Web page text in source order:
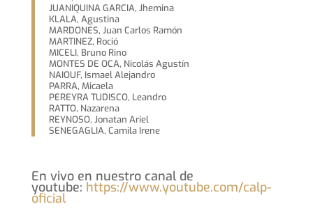
JUANIQUINA GARCIA, Jhemina
KLALA, Agustina
MARDONES, Juan Carlos Ramón
MARTINEZ, Roció
MICELI, Bruno Rino
MONTES DE OCA, Nicolás Agustín
NAIOUF, Ismael Alejandro
PARRA, Micaela
PEREYRA TUDISCO, Leandro
RATTO, Nazarena
REYNOSO, Jonatan Ariel
SENEGAGLIA, Camila Irene
En vivo en nuestro canal de
youtube: https://www.youtube.com/calp-
oficial